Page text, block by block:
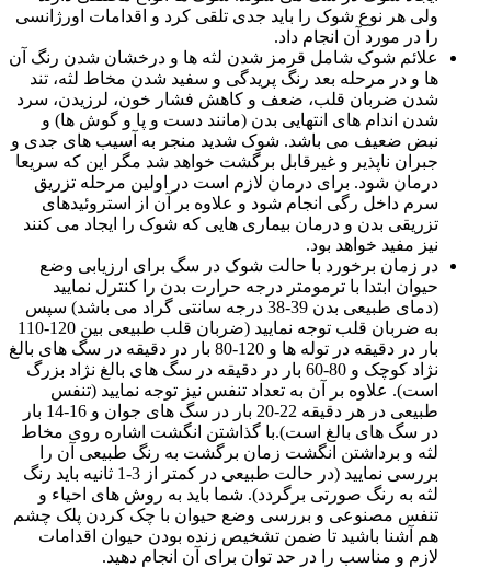
ولی هر نوع شوک را باید جدی تلقی کرد و اقدامات اورژانسی
را در مورد آن انجام داد.
علائم شوک شامل قرمز شدن لثه ها و درخشان شدن رنگ آن
ها و در مرحله بعد رنگ پریدگی و سفید شدن مخاط لثه، تند
شدن ضربان قلب، ضعف و کاهش فشار خون، لرزیدن، سرد
شدن اندام های انتهایی بدن (مانند دست و پا و گوش ها) و
نبض ضعیف می باشد. شوک شدید منجر به آسیب های جدی و
جبران ناپذیر و غیرقابل برگشت خواهد شد مگر این که سریعا
درمان شود. برای درمان لازم است در اولین مرحله تزریق
سرم داخل رگی انجام شود و علاوه بر آن از استروئیدهای
تزریقی بدن و درمان بیماری هایی که شوک را ایجاد می کنند
نیز مفید خواهد بود.
در زمان برخورد با حالت شوک در سگ برای ارزیابی وضع
حیوان ابتدا با ترمومتر درجه حرارت بدن را کنترل نمایید
(دمای طبیعی بدن 39-38 درجه سانتی گراد می باشد) سپس
به ضربان قلب توجه نمایید (ضربان قلب طبیعی بین 120-110
بار در دقیقه در توله ها و 120-80 بار در دقیقه در سگ های بالغ
نژاد کوچک و 80-60 بار در دقیقه در سگ های بالغ نژاد بزرگ
است). علاوه بر آن به تعداد تنفس نیز توجه نمایید (تنفس
طبیعی در هر دقیقه 22-20 بار در سگ های جوان و 16-14 بار
در سگ های بالغ است).با گذاشتن انگشت اشاره روی مخاط
لثه و برداشتن انگشت زمان برگشت به رنگ طبیعی آن را
بررسی نمایید (در حالت طبیعی در کمتر از 3-1 ثانیه باید رنگ
لثه به رنگ صورتی برگردد). شما باید به روش های احیاء و
تنفس مصنوعی و بررسی وضع حیوان با چک کردن پلک چشم
هم آشنا باشید تا ضمن تشخیص زنده بودن حیوان اقدامات
لازم و مناسب را در حد توان برای آن انجام دهید.